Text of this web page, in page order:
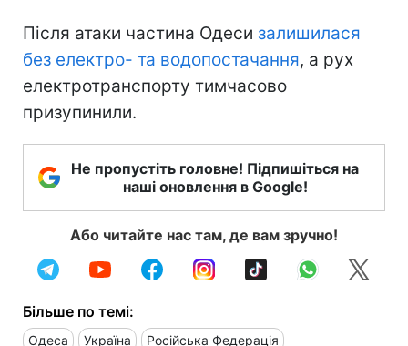
Після атаки частина Одеси залишилася
без електро- та водопостачання, а рух
електротранспорту тимчасово
призупинили.
Не пропустіть головне! Підпишіться на
наші оновлення в Google!
Або читайте нас там, де вам зручно!
Більше по темі:
Одеса Україна Російська Федерація